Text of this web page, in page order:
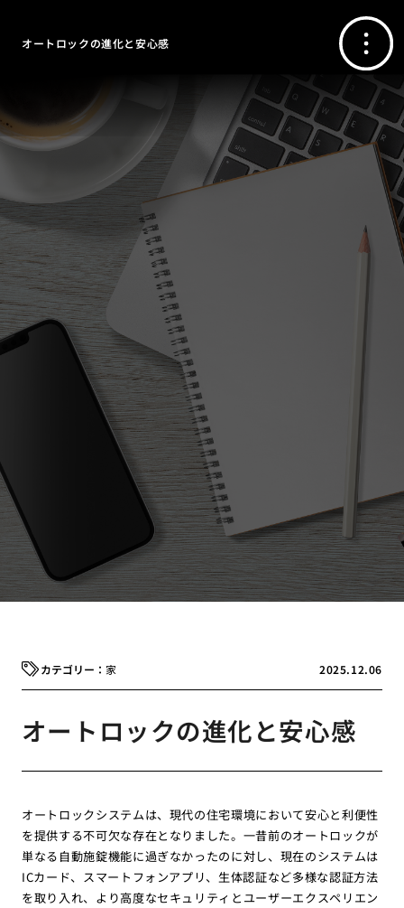
オートロックの進化と安心感
2025.12.06
家
オートロックの進化と安心感
オートロックシステムは、現代の住宅環境において安心と利便性
を提供する不可欠な存在となりました。一昔前のオートロックが
単なる自動施錠機能に過ぎなかったのに対し、現在のシステムは
ICカード、スマートフォンアプリ、生体認証など多様な認証方法
を取り入れ、より高度なセキュリティとユーザーエクスペリエン